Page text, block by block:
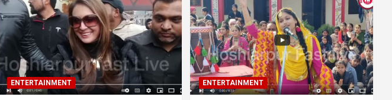
ENTERTAINMENT ENTERTAINMENT